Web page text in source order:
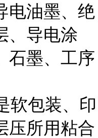
电油墨、绝
、导电涂
石墨、工序
软包装、印
压所用粘合